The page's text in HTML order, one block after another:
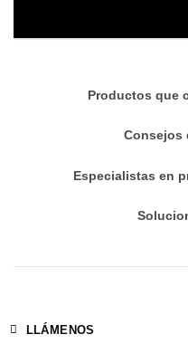
Productos que
Consejos
Especialistas en
LLÁMENOS